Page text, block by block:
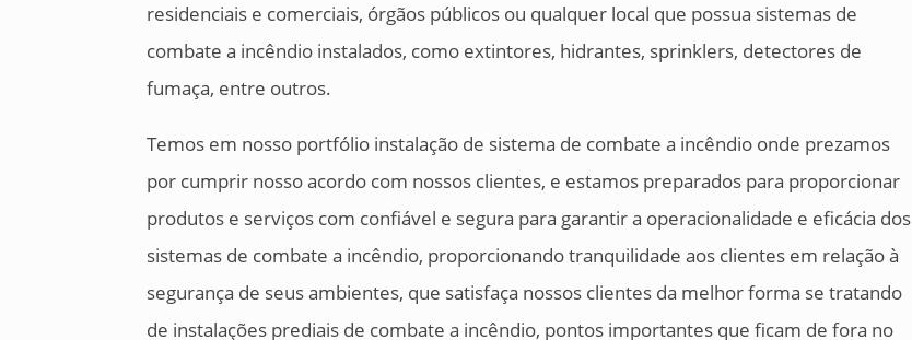
residenciais e comerciais, órgãos públicos ou qualquer local que possua sistemas de
combate a incêndio instalados, como extintores, hidrantes, sprinklers, detectores de
fumaça, entre outros.
Temos em nosso portfólio instalação de sistema de combate a incêndio onde prezamos
por cumprir nosso acordo com nossos clientes, e estamos preparados para proporcionar
produtos e serviços com confiável e segura para garantir a operacionalidade e eficácia dos
sistemas de combate a incêndio, proporcionando tranquilidade aos clientes em relação à
segurança de seus ambientes, que satisfaça nossos clientes da melhor forma se tratando
de instalações prediais de combate a incêndio, pontos importantes que ficam de fora no